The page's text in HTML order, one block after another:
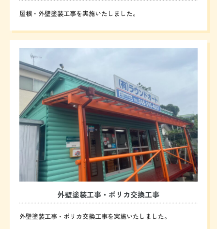
屋根・外壁塗装工事を実施いたしました。
外壁塗装工事・ポリカ交換工事
外壁塗装工事・ポリカ交換工事を実施いたしました。